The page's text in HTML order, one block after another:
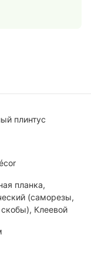
плинтус
планка,
(саморезы,
Клеевой